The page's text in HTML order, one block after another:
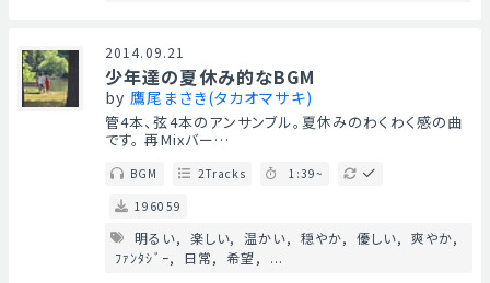
2014.09.21
少年達の夏休み的なBGM
by 鷹尾まさき(タカオマサキ)
管4本、弦4本のアンサンブル。夏休みのわくわく感の曲
です。 再Mixバー…
BGM 2Tracks
1:39~
196059
明るい 楽しい 温かい 穏やか 優しい
爽やか
ﾌｧﾝﾀｼﾞｰ
日常 希望 ...